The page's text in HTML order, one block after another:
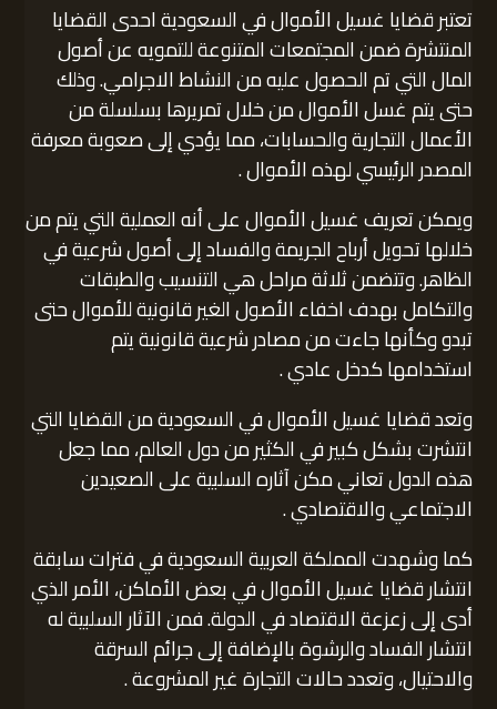
تعتبر قضايا غسيل الأموال في السعودية احدى القضايا
المنتشرة ضمن المجتمعات المتنوعة للتمويه عن أصول
المال التي تم الحصول عليه من النشاط الاجرامي. وذلك
حتى يتم غسل الأموال من خلال تمريرها بسلسلة من
الأعمال التجارية والحسابات، مما يؤدي إلى صعوبة معرفة
المصدر الرئيسي لهذه الأموال .
ويمكن تعريف غسيل الأموال على أنه العملية التي يتم من
خلالها تحويل أرباح الجريمة والفساد إلى أصول شرعية في
الظاهر. وتتضمن ثلاثة مراحل هي التنسيب والطبقات
والتكامل بهدف اخفاء الأصول الغير قانونية للأموال حتى
تبدو وكأنها جاءت من مصادر شرعية قانونية يتم
استخدامها كدخل عادي .
وتعد قضايا غسيل الأموال في السعودية من القضايا التي
انتشرت بشكل كبير في الكثير من دول العالم، مما جعل
هذه الدول تعاني مكن آثاره السلبية على الصعيدين
الاجتماعي والاقتصادي .
كما وشهدت المملكة العربية السعودية في فترات سابقة
انتشار قضايا غسيل الأموال في بعض الأماكن، الأمر الذي
أدى إلى زعزعة الاقتصاد في الدولة. فمن الآثار السلبية له
انتشار الفساد والرشوة بالإضافة إلى جرائم السرقة
والاحتيال، وتعدد حالات التجارة غير المشروعة .